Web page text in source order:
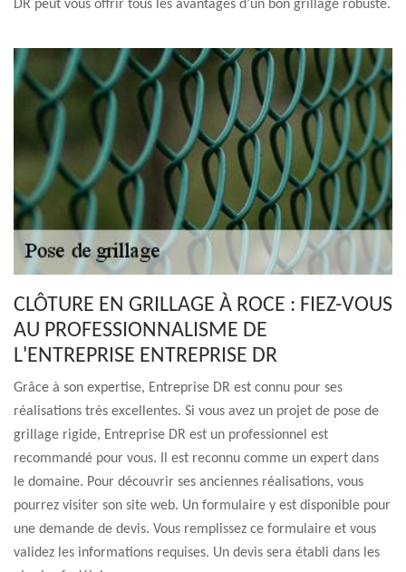
DR peut vous offrir tous les avantages d’un bon grillage robuste.
CLÔTURE EN GRILLAGE À ROCE : FIEZ-VOUS
AU PROFESSIONNALISME DE
L'ENTREPRISE ENTREPRISE DR
Grâce à son expertise, Entreprise DR est connu pour ses
réalisations très excellentes. Si vous avez un projet de pose de
grillage rigide, Entreprise DR est un professionnel est
recommandé pour vous. Il est reconnu comme un expert dans
le domaine. Pour découvrir ses anciennes réalisations, vous
pourrez visiter son site web. Un formulaire y est disponible pour
une demande de devis. Vous remplissez ce formulaire et vous
validez les informations requises. Un devis sera établi dans les